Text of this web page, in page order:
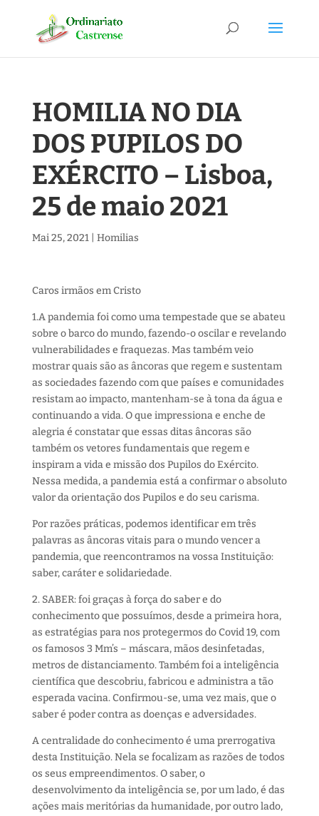
HOMILIA NO DIA
DOS PUPILOS DO
EXÉRCITO – Lisboa,
25 de maio 2021
Mai 25, 2021| Homilias
Caros irmãos em Cristo
1.A pandemia foi como uma tempestade que se abateu
sobre o barco do mundo, fazendo-o oscilar e revelando
vulnerabilidades e fraquezas. Mas também veio
mostrar quais são as âncoras que regem e sustentam
as sociedades fazendo com que países e comunidades
resistam ao impacto, mantenham-se à tona da água e
continuando a vida. O que impressiona e enche de
alegria é constatar que essas ditas âncoras são
também os vetores fundamentais que regem e
inspiram a vida e missão dos Pupilos do Exército.
Nessa medida, a pandemia está a confirmar o absoluto
valor da orientação dos Pupilos e do seu carisma.
Por razões práticas, podemos identificar em três
palavras as âncoras vitais para o mundo vencer a
pandemia, que reencontramos na vossa Instituição:
saber, caráter e solidariedade.
2. SABER: foi graças à força do saber e do
conhecimento que possuímos, desde a primeira hora,
as estratégias para nos protegermos do Covid 19, com
os famosos 3 Mm’s – máscara, mãos desinfetadas,
metros de distanciamento. Também foi a inteligência
científica que descobriu, fabricou e administra a tão
esperada vacina. Confirmou-se, uma vez mais, que o
saber é poder contra as doenças e adversidades.
A centralidade do conhecimento é uma prerrogativa
desta Instituição. Nela se focalizam as razões de todos
os seus empreendimentos. O saber, o
desenvolvimento da inteligência se, por um lado, é das
ações mais meritórias da humanidade, por outro lado,